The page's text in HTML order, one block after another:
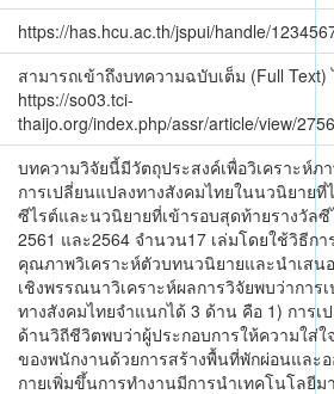
https://has.hcu.ac.th/jspui/handle/
สามารถเข้าถึงบทความฉบับเต็ม (Full Text)
https://so03.tci-
thaijo.org/index.php/assr/article/view/
บทความวิจัยนี้มีวัตถุประสงค์เพื่อวิเคราะห์ภ
การเปลี่ยนแปลงทางสังคมไทยในนวนิยายที่
ซีไรต์และนวนิยายที่เข้ารอบสุดท้ายรางวัล
2561 และ2564 จำนวน17 เล่มโดยใช้วิธีกา
คุณภาพวิเคราะห์ตัวบทนวนิยายและนำเสน
เชิงพรรณนาวิเคราะห์ผลการวิจัยพบว่าการ
ทางสังคมไทยจำแนกได้ 3 ด้าน คือ 1) การเ
ด้านวิถีชีวิตพบว่าผู้ประกอบการให้ความใส่
ของพนักงานด้วยการสร้างพื้นที่พักผ่อนและอ
กายเพิ่มขึ้นการทำงานมีการนำเทคโนโลยีม